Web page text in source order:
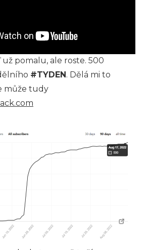
už pomalu, ale roste. 500
#TYDEN . Dělá mi to
může tudy